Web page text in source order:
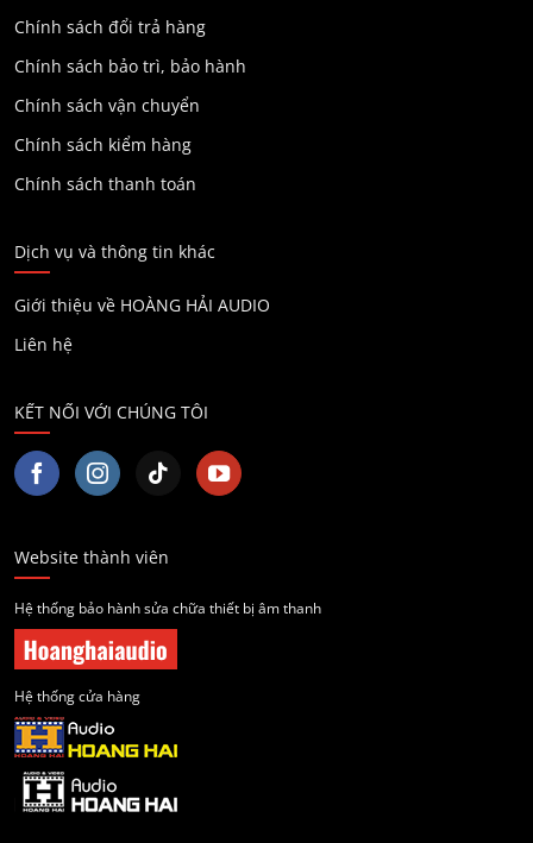
Chính sách đổi trả hàng
Chính sách bảo trì, bảo hành
Chính sách vận chuyển
Chính sách kiểm hàng
Chính sách thanh toán
Dịch vụ và thông tin khác
Giới thiệu về HOÀNG HẢI AUDIO
Liên hệ
KẾT NỐI VỚI CHÚNG TÔI
Website thành viên
Hệ thống bảo hành sửa chữa thiết bị âm thanh
Hệ thống cửa hàng